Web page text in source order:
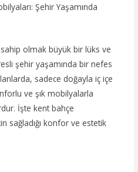
Şehir Yaşamında
olmak büyük bir lüks ve
şehir yaşamında bir nefes
sadece doğayla iç içe
ve şık mobilyalarla
İşte kent bahçe
sağladığı konfor ve estetik